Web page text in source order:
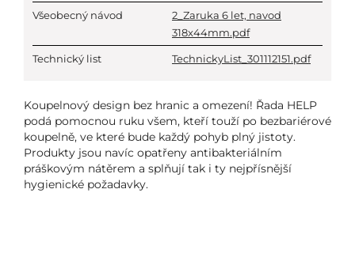
Všeobecný návod
2_Zaruka 6 let, navod
318x44mm.pdf
Technický list TechnickyList_301112151.pdf
Koupelnový design bez hranic a omezení! Řada HELP
podá pomocnou ruku všem, kteří touží po bezbariérové
koupelně, ve které bude každý pohyb plný jistoty.
Produkty jsou navíc opatřeny antibakteriálním
práškovým nátěrem a splňují tak i ty nejpřísnější
hygienické požadavky.